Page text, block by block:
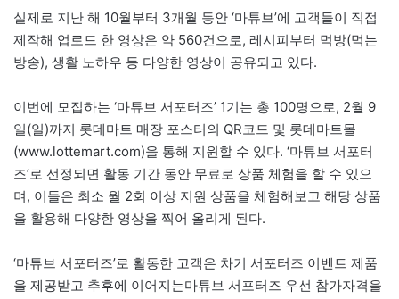
실제로 지난 해 10월부터 3개월 동안 ‘마튜브’에 고객들이 직접
제작해 업로드 한 영상은 약 560건으로, 레시피부터 먹방(먹는
방송), 생활 노하우 등 다양한 영상이 공유되고 있다.
이번에 모집하는 ‘마튜브 서포터즈’ 1기는 총 100명으로, 2월 9
일(일)까지 롯데마트 매장 포스터의 QR코드 및 롯데마트몰
(www.lottemart.com)을 통해 지원할 수 있다. ‘마튜브 서포터
즈’로 선정되면 활동 기간 동안 무료로 상품 체험을 할 수 있으
며, 이들은 최소 월 2회 이상 지원 상품을 체험해보고 해당 상품
을 활용해 다양한 영상을 찍어 올리게 된다.
‘마튜브 서포터즈’로 활동한 고객은 차기 서포터즈 이벤트 제품
을 제공받고 추후에 이어지는마튜브 서포터즈 우선 참가자격을